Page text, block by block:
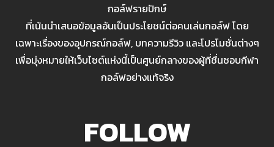
กอล์ฟรายปักษ์
ที่เน้นนำเสนอข้อมูลอันเป็นประโยชน์ต่อคนเล่นกอล์ฟ โดย
เฉพาะเรื่องของอุปกรณ์กอล์ฟ, บทความรีวิว และโปรโมชั่นต่างๆ
เพื่อมุ่งหมายให้เว็บไซต์แห่งนี้เป็นศูนย์กลางของผู้ที่ชื่นชอบกีฬา
กอล์ฟอย่างแท้จริง
FOLLOW